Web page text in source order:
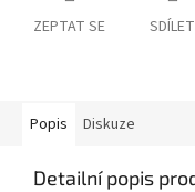
ZEPTAT SE SDÍLET
Popis Diskuze
Detailní popis